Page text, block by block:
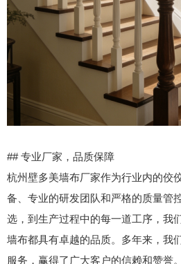
## 专业厂家，品质保障
杭州壁多美墙布厂家作为行业内的佼
备、专业的研发团队和严格的质量管
选，到生产过程中的每一道工序，我
墙布都具有卓越的品质。多年来，我
服务，赢得了广大客户的信赖和赞誉